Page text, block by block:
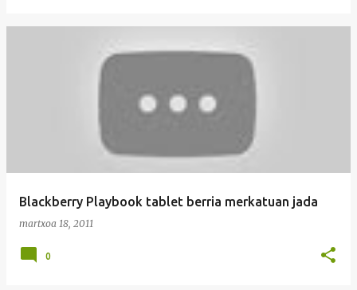
Blackberry Playbook tablet berria merkatuan jada
martxoa 18, 2011
0